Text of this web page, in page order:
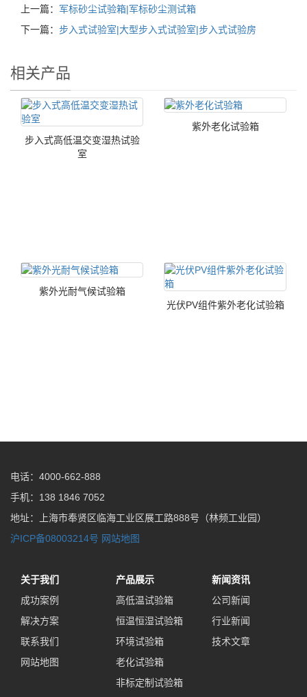
上一篇： 军标砂尘试验箱|军标砂尘测试箱
下一篇： 步入式试验室|大型步入式试验室|步入式试验房
相关产品
步入式高低温交变湿热试验
室
紫外老化试验箱
紫外光耐气候试验箱
光伏PV组件紫外老化试验箱
电话：4000-662-888
手机：138 1846 7052
地址：上海市奉贤区临海工业区展工路888号（林频工业园）
沪ICP备08003214号 网站地图
关于我们
成功案例
解决方案
联系我们
网站地图
产品展示
高低温试验箱
恒温恒湿试验箱
环境试验箱
老化试验箱
非标定制试验箱
新闻资讯
公司新闻
行业新闻
技术文章